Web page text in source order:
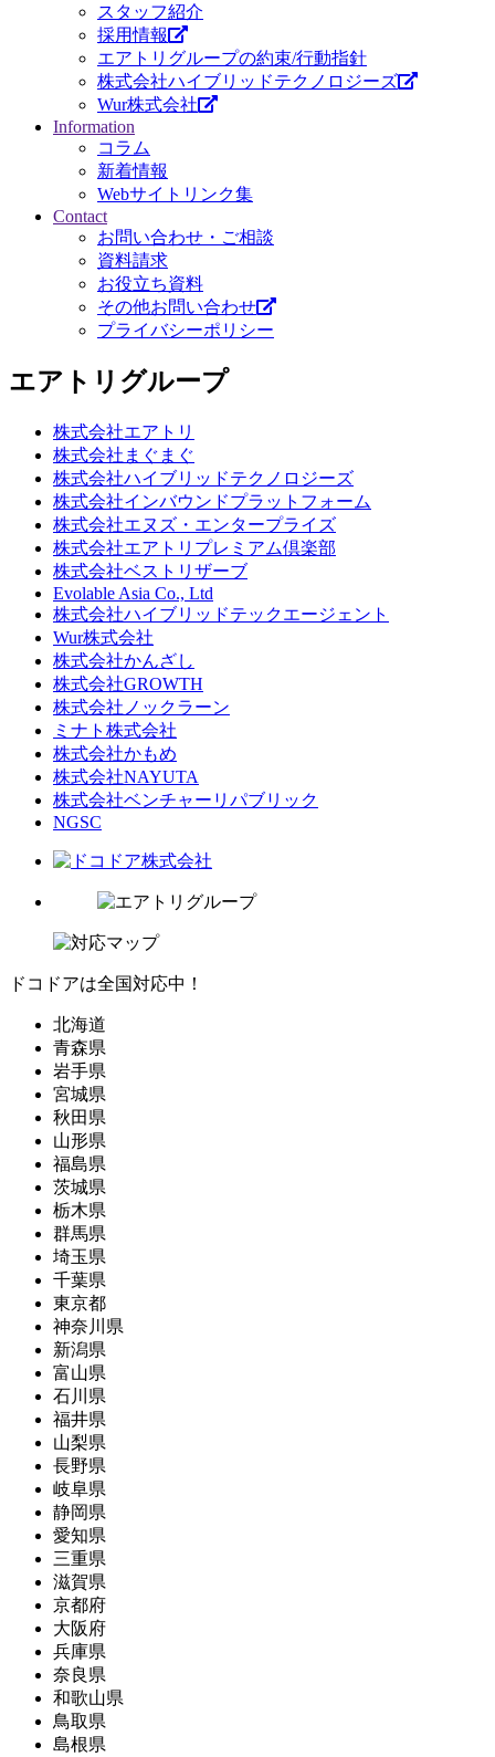
スタッフ紹介
採用情報
エアトリグループの約束/行動指針
株式会社ハイブリッドテクノロジーズ
Wur株式会社
Information
コラム
新着情報
Webサイトリンク集
Contact
お問い合わせ・ご相談
資料請求
お役立ち資料
その他お問い合わせ
プライバシーポリシー
エアトリグループ
株式会社エアトリ
株式会社まぐまぐ
株式会社ハイブリッドテクノロジーズ
株式会社インバウンドプラットフォーム
株式会社エヌズ・エンタープライズ
株式会社エアトリプレミアム倶楽部
株式会社ベストリザーブ
Evolable Asia Co., Ltd
株式会社ハイブリッドテックエージェント
Wur株式会社
株式会社かんざし
株式会社GROWTH
株式会社ノックラーン
ミナト株式会社
株式会社かもめ
株式会社NAYUTA
株式会社ベンチャーリパブリック
NGSC
ドコドアは全国対応中！
北海道
青森県
岩手県
宮城県
秋田県
山形県
福島県
茨城県
栃木県
群馬県
埼玉県
千葉県
東京都
神奈川県
新潟県
富山県
石川県
福井県
山梨県
長野県
岐阜県
静岡県
愛知県
三重県
滋賀県
京都府
大阪府
兵庫県
奈良県
和歌山県
鳥取県
島根県